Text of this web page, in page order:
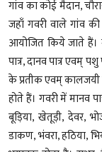
गांव का कोई मैदान,
जहाँ गवरी वाले गांव की
आयोजित किये जाते हैं।
पात्र, दानव पात्र एवम्
के प्रतीक एवम् कालजयी
होते हैं। गवरी में मानव
बूड़िया, खेतूड़ी, देवर,
डाकण, भंवरा, हठिया,